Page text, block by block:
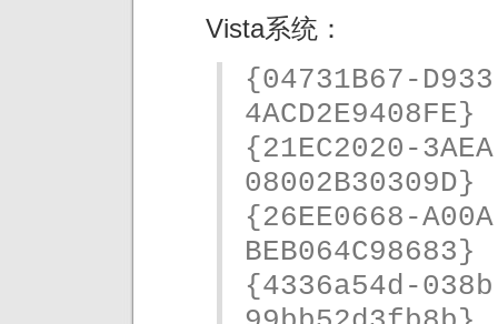
Vista系统：
{04731B67-
4ACD2E9408FE}
{21EC2020-
08002B30309D}
{26EE0668-
BEB064C98683}
{4336a54d-